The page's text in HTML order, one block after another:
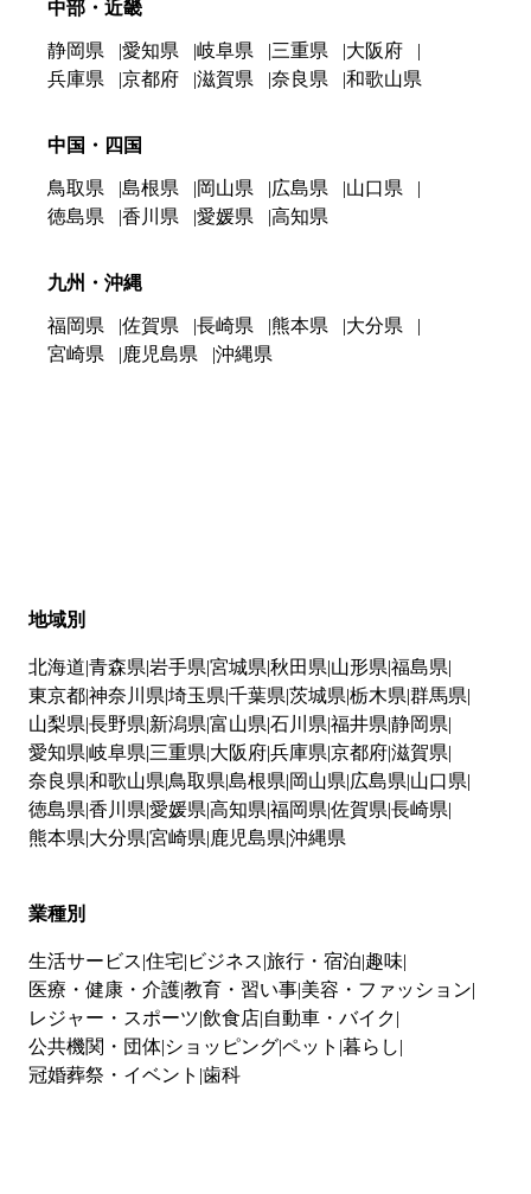
中部・近畿
静岡県 愛知県 岐阜県 三重県
大阪府
兵庫県
京都府 滋賀県 奈良県 和歌山県
中国・四国
鳥取県 島根県 岡山県 広島県
山口県
徳島県
香川県 愛媛県 高知県
九州・沖縄
福岡県 佐賀県 長崎県 熊本県
大分県
宮崎県
鹿児島県 沖縄県
地域別
北海道 青森県 岩手県 宮城県 秋田県 山形県 福島県
東京都神奈川県 埼玉県 千葉県 茨城県 栃木県 群馬県
山梨県 長野県 新潟県 富山県 石川県 福井県 静岡県
愛知県 岐阜県 三重県 大阪府兵庫県 京都府滋賀県
奈良県 和歌山県 鳥取県 島根県 岡山県 広島県 山口県
徳島県 香川県 愛媛県 高知県 福岡県 佐賀県 長崎県
熊本県 大分県 宮崎県 鹿児島県 沖縄県
業種別
生活サービス 住宅 ビジネス 旅行・宿泊 趣味
医療・健康・介護教育・習い事 美容・ファッション
レジャー・スポーツ 飲食店 自動車・バイク
公共機関・団体 ショッピングペット 暮らし
冠婚葬祭・イベント 歯科